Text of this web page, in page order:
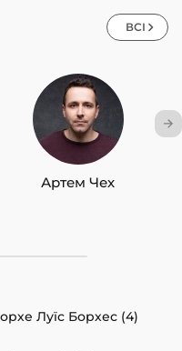
ВСІ
Артем Чех
Луїс Борхес (4)